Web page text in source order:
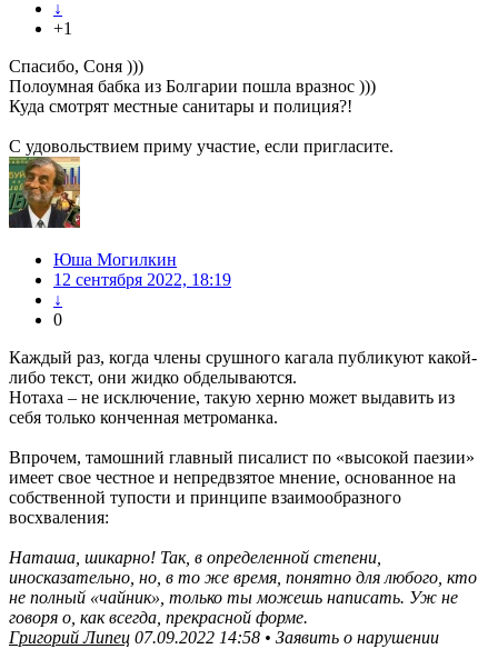
↓
+1
Спасибо, Соня )))
Полоумная бабка из Болгарии пошла вразнос )))
Куда смотрят местные санитары и полиция?!
С удовольствием приму участие, если пригласите.
Юша Могилкин
12 сентября 2022, 18:19
↓
0
Каждый раз, когда члены срушного кагала публикуют какой-
либо текст, они жидко обделываются.
Нотаха – не исключение, такую херню может выдавить из
себя только конченная метроманка.
Впрочем, тамошний главный писалист по «высокой паезии»
имеет свое честное и непредвзятое мнение, основанное на
собственной тупости и принципе взаимообразного
восхваления:
Наташа, шикарно! Так, в определенной степени,
иносказательно, но, в то же время, понятно для любого, кто
не полный «чайник», только ты можешь написать. Уж не
говоря о, как всегда, прекрасной форме.
Григорий Липец 07.09.2022 14:58 • Заявить о нарушении